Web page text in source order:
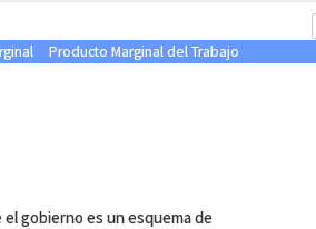
Producto Marginal del Trabajo
gobierno es un esquema de